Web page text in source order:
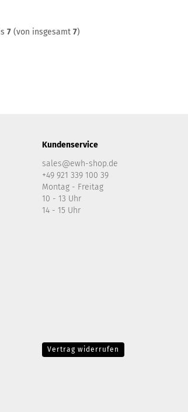
7(von insgesamt 7)
Kundenservice
sales@ewh-shop.de
+49 921 339 100 39
Montag - Freitag
10 - 13 Uhr
14 - 15 Uhr
Vertrag widerrufen